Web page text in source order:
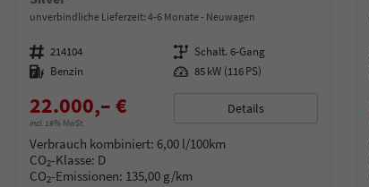
unverbindliche Lieferzeit: 4-6 Monate Neuwagen
Fahrzeugnummer 214104 Getriebe Schalt. 6-Gang
Kraftstoff Benzin Leistung 85 kW (116 PS)
22.000,– €
incl. 19% MwSt.
Details
Verbrauch kombiniert: 6,00 l/100km
CO2-Klasse: D
CO2-Emissionen: 135,00 g/km